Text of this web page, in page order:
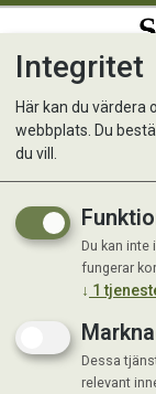
Matskål
Integritet
Här kan du värdera
webbplats. Du
du vill.
Du kan
fungerar
↓ 1
Dessa
relevant